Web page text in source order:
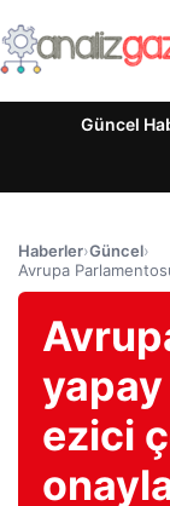
Güncel
Haberler›Güncel›
Avrupa
yapay
ezici